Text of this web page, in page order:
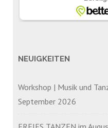
NEUIGKEITEN
Workshop | Musik und
September 2026